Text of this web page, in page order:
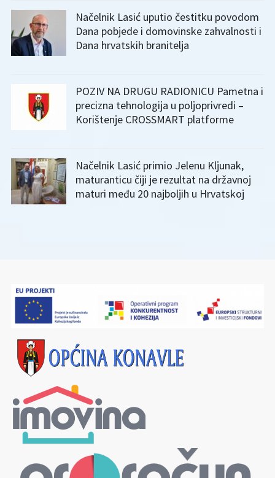
Načelnik Lasić uputio čestitku povodom
Dana pobjede i domovinske zahvalnosti i
Dana hrvatskih branitelja
POZIV NA DRUGU RADIONICU Pametna i
precizna tehnologija u poljoprivredi –
Korištenje CROSSMART platforme
Načelnik Lasić primio Jelenu Kljunak,
maturanticu čiji je rezultat na državnoj
maturi među 20 najboljih u Hrvatskoj